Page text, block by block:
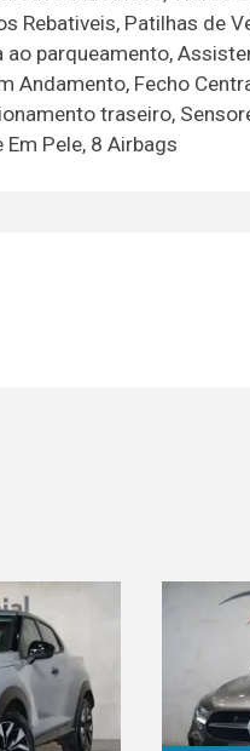
Rebativeis, Patilhas de
parqueamento,
Andamento, Fecho
traseiro,
Pele, 8 Airbags